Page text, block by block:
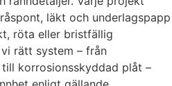
läkt och underlagspapp
röta eller bristfällig
rätt system – från
korrosionsskyddad plåt –